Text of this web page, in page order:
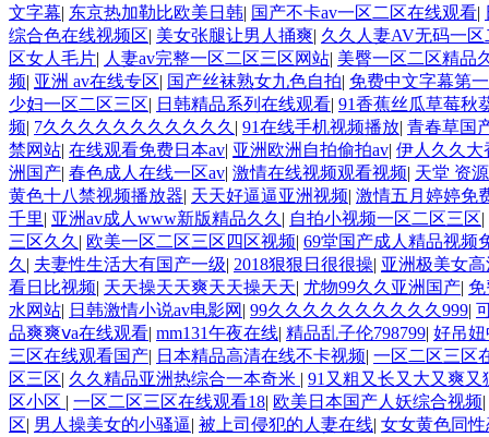
文字幕| 东京热加勒比欧美日韩| 国产不卡av一区二区在线观看|
综合色在线视频区| 美女张腿让男人捅爽| 久久人妻AV无码一
区女人毛片| 人妻av完整一区二区三区网站| 美臀一区二区精品
频| 亚洲 av在线专区| 国产丝袜熟女九色自拍| 免费中文字幕第
少妇一区二区三区| 日韩精品系列在线观看| 91香蕉丝瓜草莓秋
频| 7久久久久久久久久久久久 | 91在线手机视频播放| 青春草国
禁网站| 在线观看免费日本av| 亚洲欧洲自拍偷拍av| 伊人久久大
洲国产| 春色成人在线一区av| 激情在线视频观看视频| 天堂 资
黄色十八禁视频播放器| 天天好逼逼亚洲视频| 激情五月婷婷免
千里| 亚洲av成人www新版精品久久 | 自拍小视频一区二区三区|
三区久久 | 欧美一区二区三区四区视频| 69堂国产成人精品视频
久 | 夫妻性生活大有国产一级| 2018狠狠日很很操| 亚洲极美女
看日比视频| 天天操天天爽天天操天天| 尤物99久久亚洲国产|
水网站| 日韩激情小说av电影网 | 99久久久久久久久久久久999|
品爽爽ⅴa在线观看| mm131午夜在线| 精品乱子伦798799| 好吊
三区在线观看国产| 日本精品高清在线不卡视频| 一区二区三区
区三区| 久久精品亚洲热综合一本奇米 | 91又粗又长又大又爽又
区小区 | 一区二区三区在线观看18| 欧美日本国产人妖综合视频|
区| 男人操美女的小骚逼| 被上司侵犯的人妻在线| 女女黄色同